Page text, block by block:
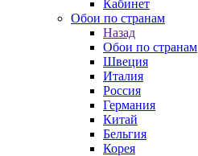
Кабинет
Обои по странам
Назад
Обои по странам
Швеция
Италия
Россия
Германия
Китай
Бельгия
Корея